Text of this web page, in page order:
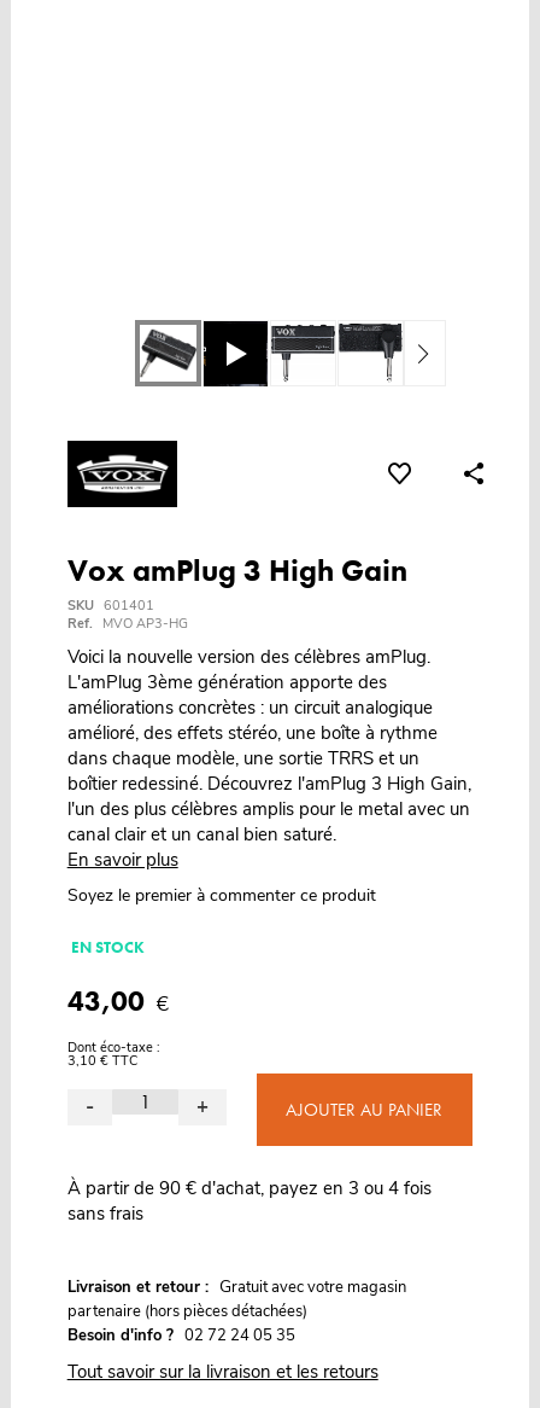
Vox amPlug 3 High Gain
SKU 601401
Ref.
MVO AP3-HG
Voici la nouvelle version des célèbres amPlug.
L'amPlug 3ème génération apporte des
améliorations concrètes : un circuit analogique
amélioré, des effets stéréo, une boîte à rythme
dans chaque modèle, une sortie TRRS et un
boîtier redessiné. Découvrez l'amPlug 3 High Gain,
l'un des plus célèbres amplis pour le metal avec un
canal clair et un canal bien saturé.
En savoir plus
Soyez le premier à commenter ce produit
EN STOCK
43,00 €
Dont éco-taxe :
3,10 € TTC
- + AJOUTER AU PANIER
À partir de 90 € d'achat, payez en 3 ou 4 fois
sans frais
Livraison et retour : Gratuit avec votre magasin
partenaire (hors pièces détachées)
Besoin d'info ? 02 72 24 05 35
Tout savoir sur la livraison et les retours